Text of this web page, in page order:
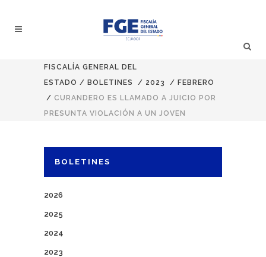
FISCALÍA GENERAL DEL
ESTADO / BOLETINES / 2023 / FEBRERO
/ CURANDERO ES LLAMADO A JUICIO POR
PRESUNTA VIOLACIÓN A UN JOVEN
BOLETINES
2026
2025
2024
2023